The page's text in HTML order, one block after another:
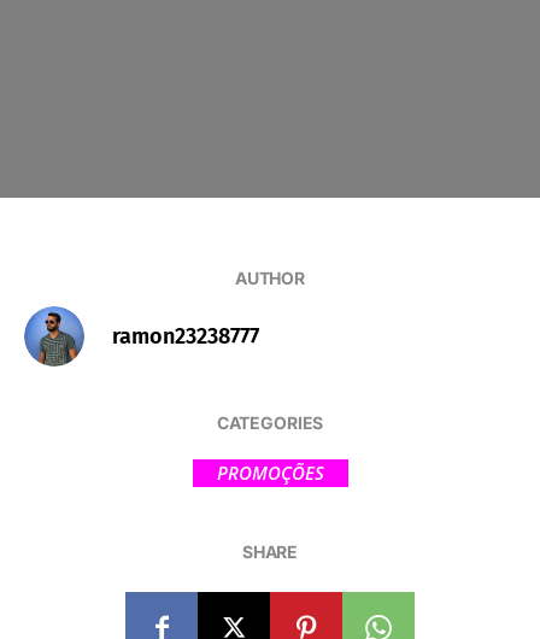
AUTHOR
ramon23238777
CATEGORIES
PROMOÇÕES
SHARE